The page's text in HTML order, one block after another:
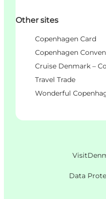
Other sites
Copenhagen Card
Copenhagen
Cruise Denmark –
Travel Trade
Wonderful
Data